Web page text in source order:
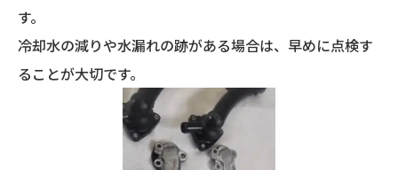
す。
冷却水の減りや水漏れの跡がある場合は、早めに点検す
ることが大切です。